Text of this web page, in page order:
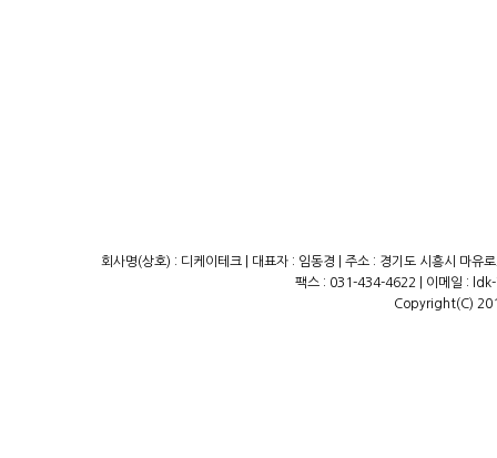
회사명(상호) : 디케이테크 | 대표자 : 임동경 | 주소 : 경기도 시흥시 마
팩스 : 031-434-4622 | 이메일 :
Copyright(C)